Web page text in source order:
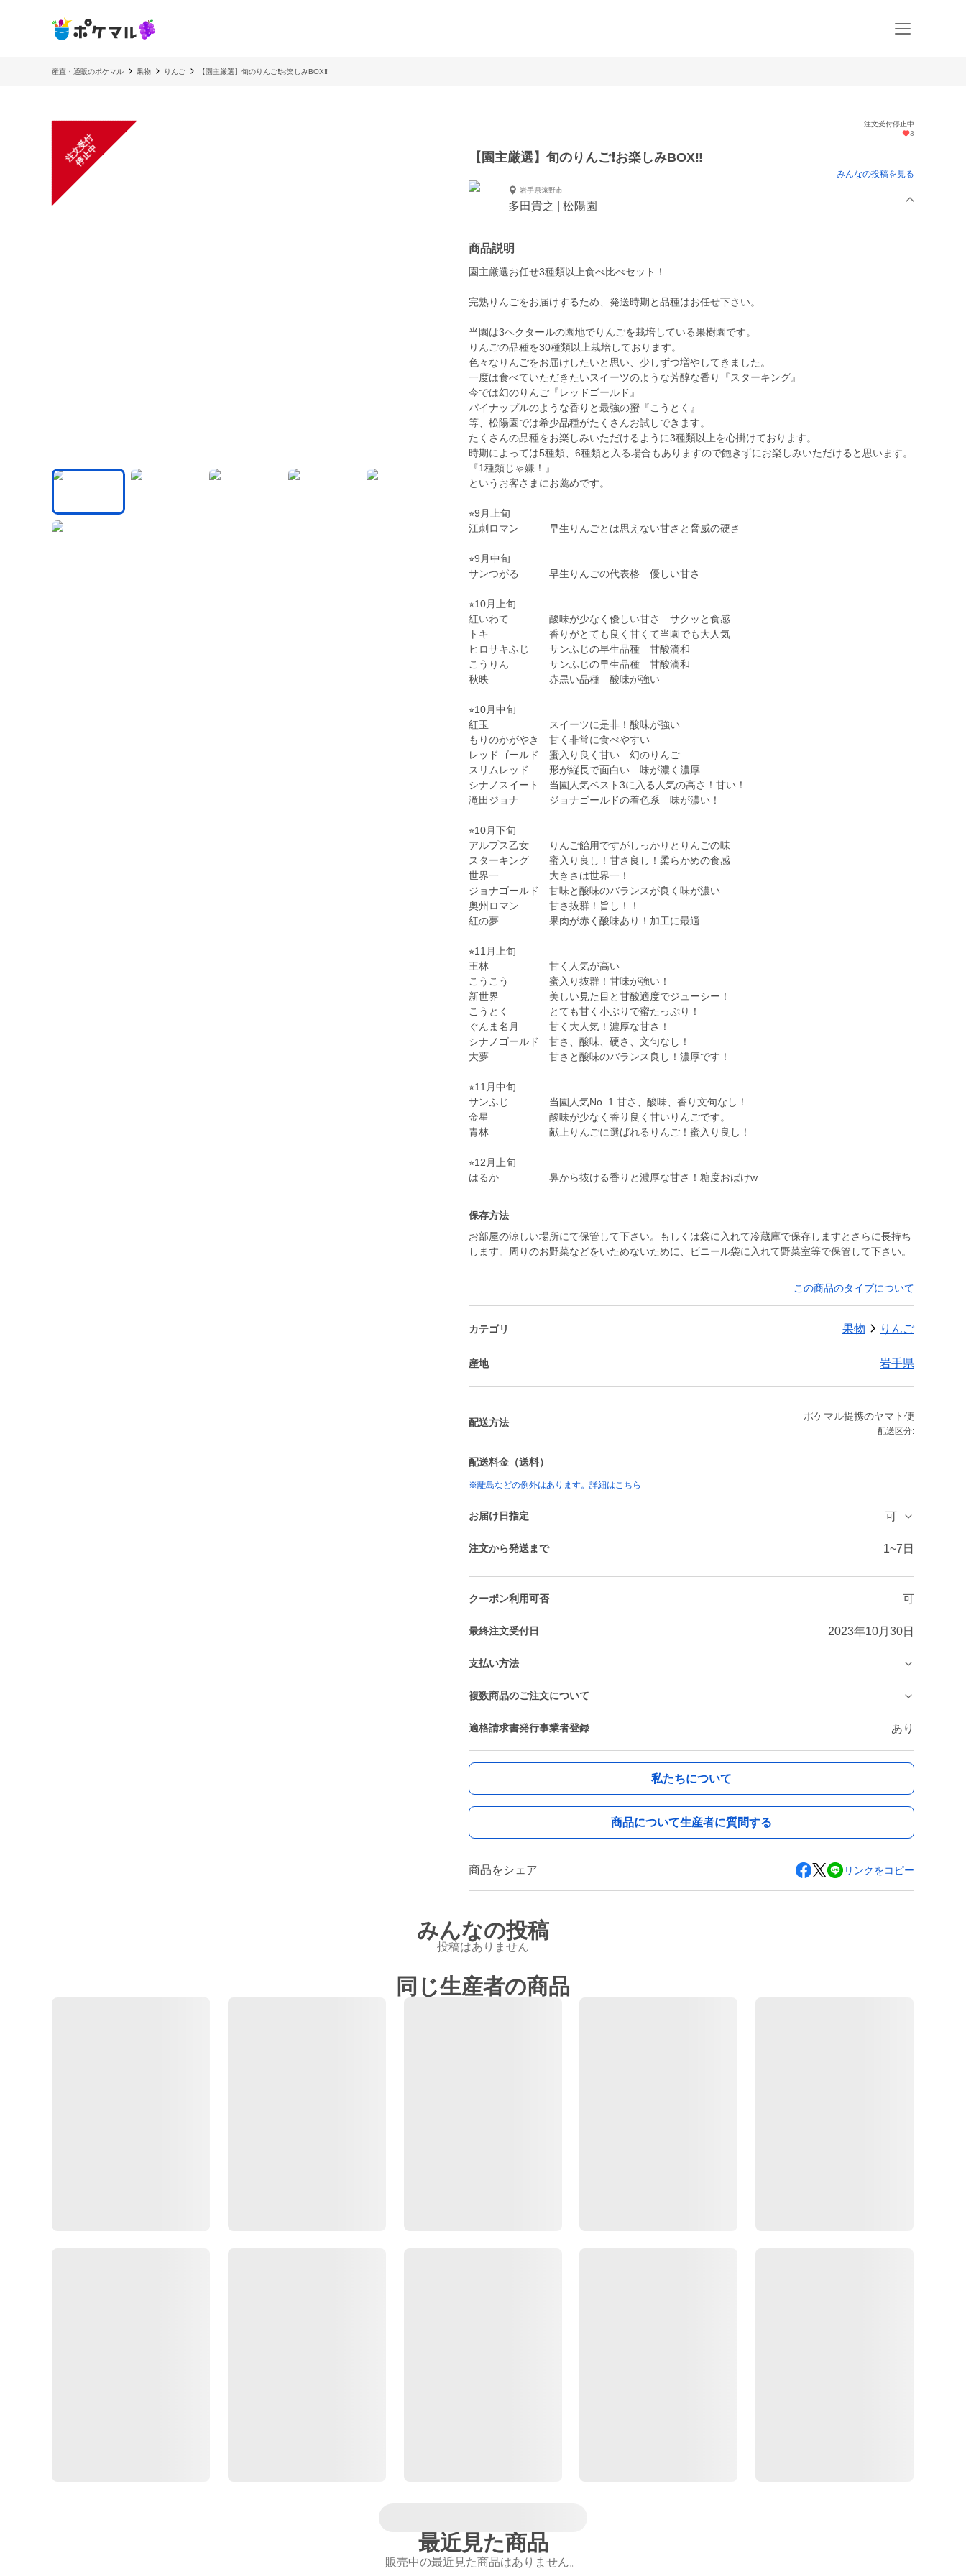
産直・通販のポケマル 果物 りんご 【園主厳選】旬のりんご❗️お楽しみBOX‼️
注
文
受
付
停
止
中
注文受付停止中
3
【園主厳選】旬のりんご❗️お楽しみBOX‼️
みんなの投稿を見る
岩手県遠野市
多田貴之 | 松陽園
商品説明
園主厳選お任せ3種類以上食べ比べセット！
完熟りんごをお届けするため、発送時期と品種はお任せ下さい。
当園は3ヘクタールの園地でりんごを栽培している果樹園です。
りんごの品種を30種類以上栽培しております。
色々なりんごをお届けしたいと思い、少しずつ増やしてきました。
一度は食べていただきたいスイーツのような芳醇な香り『スターキング』
今では幻のりんご『レッドゴールド』
パイナップルのような香りと最強の蜜『こうとく』
等、松陽園では希少品種がたくさんお試しできます。
たくさんの品種をお楽しみいただけるように3種類以上を心掛けております。
時期によっては5種類、6種類と入る場合もありますので飽きずにお楽しみいただけると思います。
『1種類じゃ嫌！』
というお客さまにお薦めです。
⭐︎9月上旬
江刺ロマン 早生りんごとは思えない甘さと脅威の硬さ
⭐︎9月中旬
サンつがる 早生りんごの代表格 優しい甘さ
⭐︎10月上旬
紅いわて 酸味が少なく優しい甘さ サクッと食感
トキ 香りがとても良く甘くて当園でも大人気
ヒロサキふじ サンふじの早生品種 甘酸滴和
こうりん サンふじの早生品種 甘酸滴和
秋映 赤黒い品種 酸味が強い
⭐︎10月中旬
紅玉 スイーツに是非！酸味が強い
もりのかがやき 甘く非常に食べやすい
レッドゴールド 蜜入り良く甘い 幻のりんご
スリムレッド 形が縦長で面白い 味が濃く濃厚
シナノスイート 当園人気ベスト3に入る人気の高さ！甘い！
滝田ジョナ ジョナゴールドの着色系 味が濃い！
⭐︎10月下旬
アルプス乙女 りんご飴用ですがしっかりとりんごの味
スターキング 蜜入り良し！甘さ良し！柔らかめの食感
世界一 大きさは世界一！
ジョナゴールド 甘味と酸味のバランスが良く味が濃い
奥州ロマン 甘さ抜群！旨し！！
紅の夢 果肉が赤く酸味あり！加工に最適
⭐︎11月上旬
王林 甘く人気が高い
こうこう 蜜入り抜群！甘味が強い！
新世界 美しい見た目と甘酸適度でジューシー！
こうとく とても甘く小ぶりで蜜たっぷり！
ぐんま名月 甘く大人気！濃厚な甘さ！
シナノゴールド 甘さ、酸味、硬さ、文句なし！
大夢 甘さと酸味のバランス良し！濃厚です！
⭐︎11月中旬
サンふじ 当園人気No. 1 甘さ、酸味、香り文句なし！
金星 酸味が少なく香り良く甘いりんごです。
青林 献上りんごに選ばれるりんご！蜜入り良し！
⭐︎12月上旬
保存方法
お部屋の涼しい場所にて保管して下さい。もしくは袋に入れて冷蔵庫で保存しますとさらに長持ち
します。周りのお野菜などをいためないために、ビニール袋に入れて野菜室等で保管して下さい。
この商品のタイプについて
カテゴリ 果物 りんご
産地 岩手県
配送方法
ポケマル提携のヤマト便
配送区分:
配送料金（送料）
※離島などの例外はあります。詳細はこちら
お届け日指定 可
注文から発送まで 1~7日
クーポン利用可否 可
最終注文受付日 2023年10月30日
支払い方法
複数商品のご注文について
適格請求書発行事業者登録 あり
私たちについて
商品について生産者に質問する
商品をシェア リンクをコピー
みんなの投稿
投稿はありません
同じ生産者の商品
最近見た商品
販売中の最近見た商品はありません。